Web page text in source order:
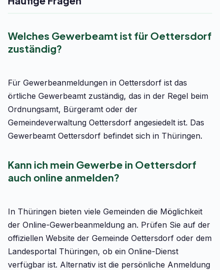
Welches Gewerbeamt ist für Oettersdorf
zuständig?
Für Gewerbeanmeldungen in Oettersdorf ist das
örtliche Gewerbeamt zuständig, das in der Regel beim
Ordnungsamt, Bürgeramt oder der
Gemeindeverwaltung Oettersdorf angesiedelt ist. Das
Gewerbeamt Oettersdorf befindet sich in Thüringen.
Kann ich mein Gewerbe in Oettersdorf
auch online anmelden?
In Thüringen bieten viele Gemeinden die Möglichkeit
der Online-Gewerbeanmeldung an. Prüfen Sie auf der
offiziellen Website der Gemeinde Oettersdorf oder dem
Landesportal Thüringen, ob ein Online-Dienst
verfügbar ist. Alternativ ist die persönliche Anmeldung